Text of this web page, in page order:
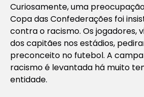
Curiosamente, uma
Copa das Confederações foi
contra o racismo. Os jogadores,
dos capitães nos estádios,
preconceito no futebol. A
racismo é levantada há muito
entidade.